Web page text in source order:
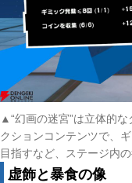
▲“幻画の迷宮”は立体的
クションコンテンツで、
目指すなど、ステージ内
虚飾と暴食の像